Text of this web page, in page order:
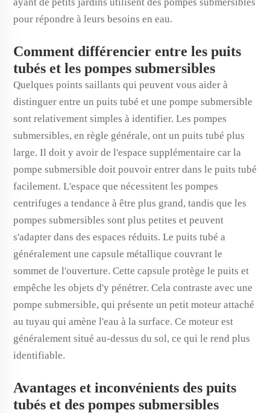
pour répondre à leurs besoins en eau.
Comment différencier entre les puits
tubés et les pompes submersibles
Quelques points saillants qui peuvent vous aider à
distinguer entre un puits tubé et une pompe submersible
sont relativement simples à identifier. Les pompes
submersibles, en règle générale, ont un puits tubé plus
large. Il doit y avoir de l'espace supplémentaire car la
pompe submersible doit pouvoir entrer dans le puits tubé
facilement. L'espace que nécessitent les pompes
centrifuges a tendance à être plus grand, tandis que les
pompes submersibles sont plus petites et peuvent
s'adapter dans des espaces réduits. Le puits tubé a
généralement une capsule métallique couvrant le
sommet de l'ouverture. Cette capsule protège le puits et
empêche les objets d'y pénétrer. Cela contraste avec une
pompe submersible, qui présente un petit moteur attaché
au tuyau qui amène l'eau à la surface. Ce moteur est
généralement situé au-dessus du sol, ce qui le rend plus
identifiable.
Avantages et inconvénients des puits
tubés et des pompes submersibles